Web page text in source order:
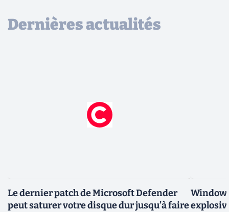
Dernières actualités
Le dernier patch de Microsoft Defender
peut saturer votre disque dur jusqu’à faire